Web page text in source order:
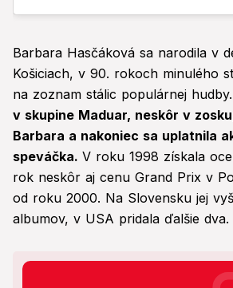
Barbara Hasčáková sa narodila v
Košiciach, v 90. rokoch minulého
na zoznam stálic populárnej hudby.
v skupine Maduar, neskôr v
Barbara a nakoniec sa uplatnila
speváčka. V roku 1998 získala
rok neskôr aj cenu Grand Prix v
od roku 2000. Na Slovensku jej
albumov, v USA pridala ďalšie dva.